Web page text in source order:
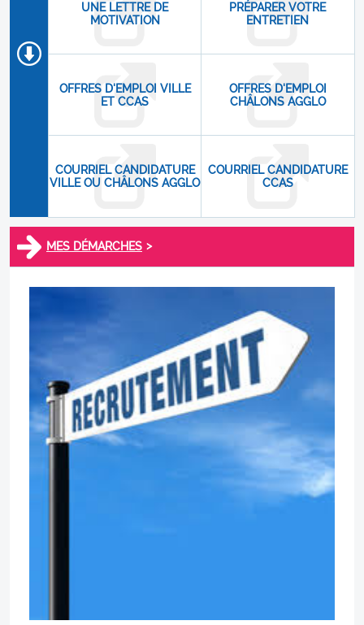
UNE LETTRE DE
MOTIVATION
PRÉPARER VOTRE
ENTRETIEN
OFFRES D'EMPLOI VILLE
ET CCAS
OFFRES D'EMPLOI
CHÂLONS AGGLO
COURRIEL CANDIDATURE
VILLE OU CHÂLONS AGGLO
COURRIEL CANDIDATURE
CCAS
MES DÉMARCHES >